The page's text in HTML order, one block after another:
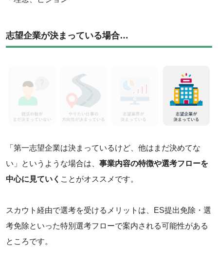
志望企業が決まっている場合…
「第一志望企業は決まっているけど、他はまだ決めてな
い」というような場合は、 事業内容の特徴や選考フローを
中心に見ていく ことがオススメです。
スカウト経由で選考を受けるメリットは、ES提出免除・選
考免除といった特別選考フローで案内される可能性がある
ところです。